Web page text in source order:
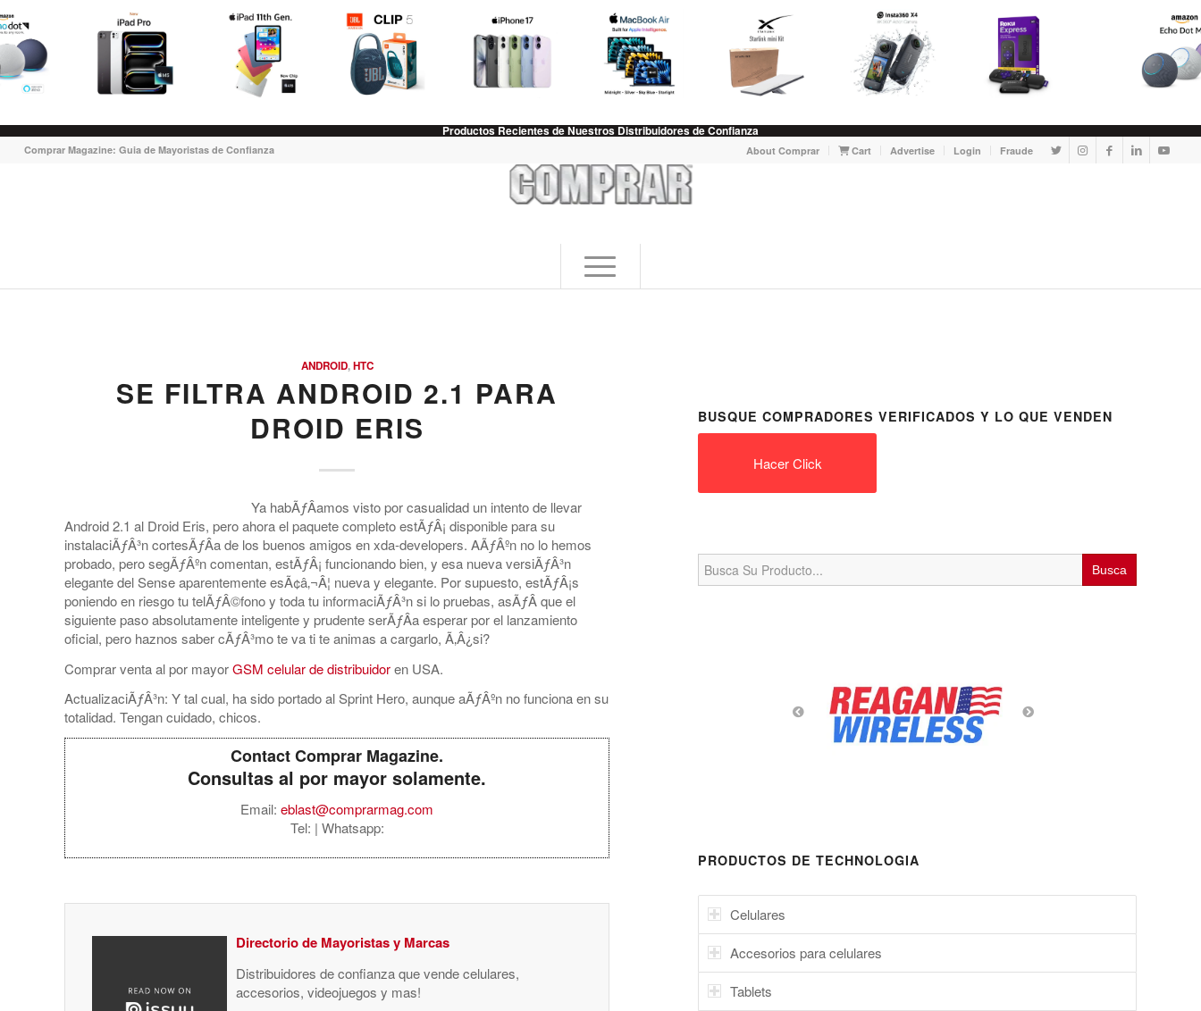
Productos Recientes de Nuestros Distribuidores de Confianza
About Comprar Cart Advertise Login Fraude
Comprar Magazine: Guia de Mayoristas de Confianza
ANDROID,HTC
SE FILTRA ANDROID 2.1 PARA
DROID ERIS
Ya habÃƒÂ­amos visto por casualidad un intento de llevar
Android 2.1 al Droid Eris, pero ahora el paquete completo estÃƒÂ¡ disponible para su
instalaciÃƒÂ³n cortesÃƒÂ­a de los buenos amigos en xda-developers. AÃƒÂºn no lo hemos
probado, pero segÃƒÂºn comentan, estÃƒÂ¡ funcionando bien, y esa nueva versiÃƒÂ³n
elegante del Sense aparentemente esÃ¢â‚¬Â¦ nueva y elegante. Por supuesto, estÃƒÂ¡s
poniendo en riesgo tu telÃƒÂ©fono y toda tu informaciÃƒÂ³n si lo pruebas, asÃƒÂ­ que el
siguiente paso absolutamente inteligente y prudente serÃƒÂ­a esperar por el lanzamiento
oficial, pero haznos saber cÃƒÂ³mo te va ti te animas a cargarlo, Ã‚Â¿si?
Comprar venta al por mayorGSM celular de distribuidoren USA.
ActualizaciÃƒÂ³n: Y tal cual, ha sido portado al Sprint Hero, aunque aÃƒÂºn no funciona en su
totalidad. Tengan cuidado, chicos.
Contact Comprar Magazine.
Consultas al por mayor solamente.
Email: eblast@comprarmag.com
Tel: | Whatsapp:
Directorio de Mayoristas y Marcas
Distribuidores de confianza que vende celulares,
accesorios, videojuegos y mas!
BUSQUE COMPRADORES VERIFICADOS Y LO QUE VENDEN
Hacer Click
Search
for:
PRODUCTOS DE TECHNOLOGIA
Celulares
Accesorios para celulares
Tablets